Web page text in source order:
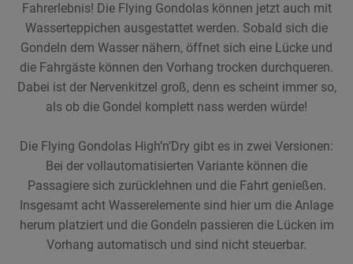
Fahrerlebnis! Die Flying Gondolas können jetzt auch mit
Wasserteppichen ausgestattet werden. Sobald sich die
Gondeln dem Wasser nähern, öffnet sich eine Lücke und
die Fahrgäste können den Vorhang trocken durchqueren.
Dabei ist der Nervenkitzel groß, denn es scheint immer so,
als ob die Gondel komplett nass werden würde!
Die Flying Gondolas High’n’Dry gibt es in zwei Versionen:
Bei der vollautomatisierten Variante können die
Passagiere sich zurücklehnen und die Fahrt genießen.
Insgesamt acht Wasserelemente sind hier um die Anlage
herum platziert und die Gondeln passieren die Lücken im
Vorhang automatisch und sind nicht steuerbar.